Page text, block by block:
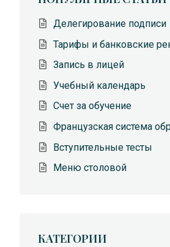
Делегирование подписи
Тарифы и банковские
Запись в лицей
Учебный календарь
Счет за обучение
Французская система
Вступительные тесты
Меню столовой
КАТЕГОРИИ